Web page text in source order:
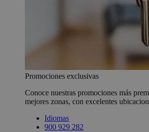
Promociones exclusivas
Conoce nuestras promociones más
mejores zonas, con excelentes
Idiomas
900 929 282